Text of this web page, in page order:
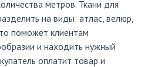
метров. Ткани для
на виды: атлас, велюр,
поможет клиентам
и находить нужный
оплатит товар и